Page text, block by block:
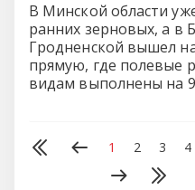
В Минской области
ранних зерновых, а в
Гродненской вышел
прямую, где полевые
видам выполнены на
1 2 3 4